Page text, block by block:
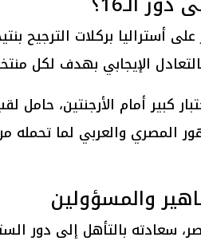
الإيجابي بهدف لكل
كبير أمام الأرجنتين، حامل
المصري والعربي لما تحمله
والمسؤولين
، سعادته بالتأهل إلى دور